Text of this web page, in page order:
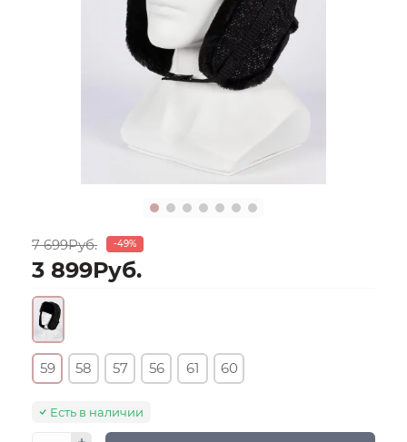
7 699Руб. -49%
3 899Руб.
59 58 57 56 61 60
Есть в наличии